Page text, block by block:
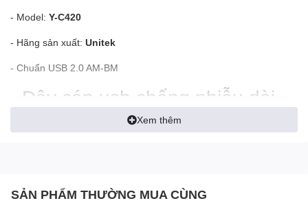
- Model: Y-C420
- Hãng sản xuất: Unitek
- Chuẩn USB 2.0 AM-BM
- Dây cáp usb chống nhiễu dài
Xem thêm
SẢN PHẨM THƯỜNG MUA CÙNG